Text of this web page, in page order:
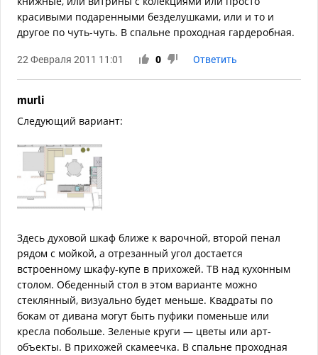
красивыми подаренными безделушками, или и то и
другое по чуть-чуть. В спальне проходная гардеробная.
22 Февраля 2011 11:01 0 Ответить
murli
Следующий вариант:
Здесь духовой шкаф ближе к варочной, второй пенал
рядом с мойкой, а отрезанный угол достается
встроенному шкафу-купе в прихожей. ТВ над кухонным
столом. Обеденный стол в этом варианте можно
стеклянный, визуально будет меньше. Квадраты по
бокам от дивана могут быть пуфики поменьше или
кресла побольше. Зеленые круги — цветы или арт-
объекты. В прихожей скамеечка. В спальне проходная